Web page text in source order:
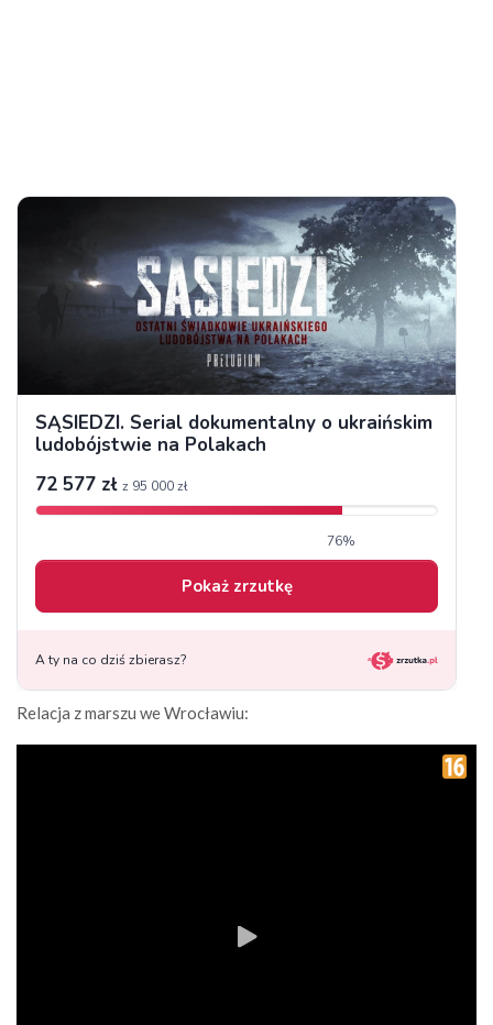
Relacja z marszu we Wrocławiu: